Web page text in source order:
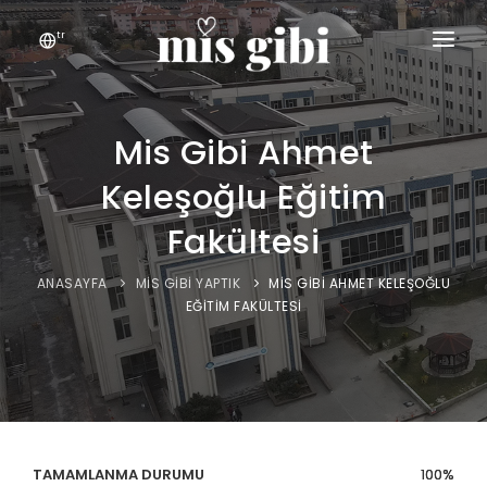
tr
ANASAYFA
KEŞFET
MIS GIBI
İLETIŞIM
Mis Gibi Ahmet
Keleşoğlu Eğitim
Fakültesi
ANASAYFA MIS GIBI YAPTIK
MIS GIBI AHMET KELEŞOĞLU
EĞITIM FAKÜLTESI
TAMAMLANMA DURUMU %
100%
100